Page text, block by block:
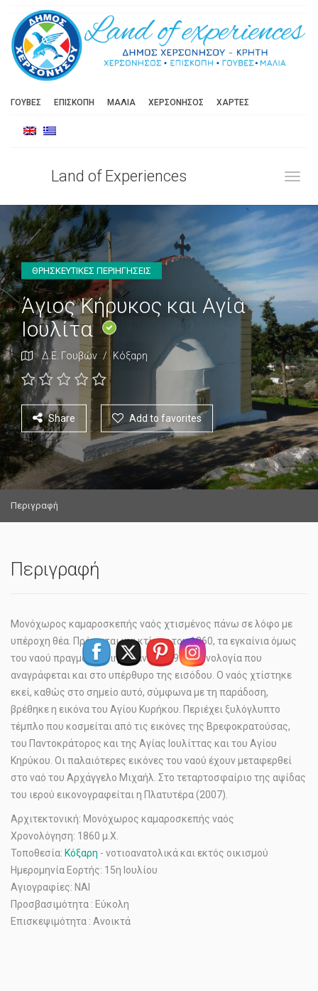
ΓΟΥΒΕΣ ΕΠΙΣΚΟΠΗ ΜΑΛΙΑ ΧΕΡΣΟΝΗΣΟΣ ΧΑΡΤΕΣ
Land of Experiences
ΘΡΗΣΚΕΥΤΙΚΕΣ ΠΕΡΙΗΓΗΣΕΙΣ
Άγιος Κήρυκος και Αγία
Ιουλίτα
Δ.Ε. Γουβών / Κόξαρη
Share Add to favorites
Περιγραφή
Περιγραφή
Μονόχωρος καμαροσκεπής ναός χτισμένος πάνω σε λόφο με
υπέροχη θέα. Πρόκειται για κτίσμα του 1860, τα εγκαίνια όμως
του ναού πραγματοποιήθηκαν το 1891, χρονολογία που
αναγράφεται και στο υπέρθυρο της εισόδου. Ο ναός χτίστηκε
εκεί, καθώς στο σημείο αυτό, σύμφωνα με τη παράδοση,
βρέθηκε η εικόνα του Αγίου Κυρήκου. Περιέχει ξυλόγλυπτο
τέμπλο που κοσμείται από τις εικόνες της Βρεφοκρατούσας,
του Παντοκράτορος και της Αγίας Ιουλίττας και του Αγίου
Κηρύκου. Οι παλαιότερες εικόνες του ναού έχουν μεταφερθεί
στο ναό του Αρχάγγελο Μιχαήλ. Στο τεταρτοσφαίριο της αψίδας
του ιερού εικονογραφείται η Πλατυτέρα (2007).
Αρχιτεκτονική: Μονόχωρος καμαροσκεπής ναός
Χρονολόγηση: 1860 μ.Χ.
Τοποθεσία: Κόξαρη - νοτιοανατολικά και εκτός οικισμού
Ημερομηνία Εορτής: 15η Ιουλίου
Αγιογραφίες: ΝΑΙ
Προσβασιμότητα : Εύκολη
Επισκεψιμότητα : Ανοικτά